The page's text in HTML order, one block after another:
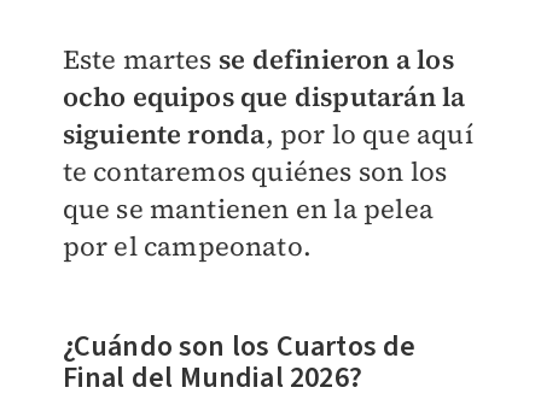
Este martes se definieron a los
ocho equipos que disputarán la
siguiente ronda, por lo que aquí
te contaremos quiénes son los
que se mantienen en la pelea
por el campeonato.
¿Cuándo son los Cuartos de
Final del Mundial 2026?